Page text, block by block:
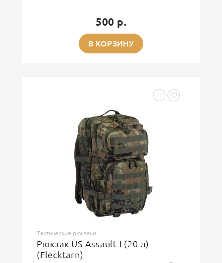
500 р.
В КОРЗИНУ
Тактические рюкзаки
Рюкзак US Assault I (20 л)
(Flecktarn)